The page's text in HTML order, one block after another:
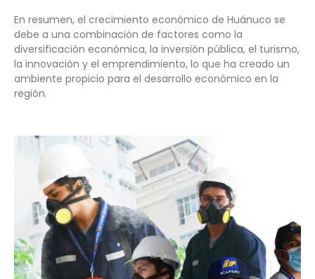
En resumen, el crecimiento económico de Huánuco se
debe a una combinación de factores como la
diversificación económica, la inversión pública, el turismo,
la innovación y el emprendimiento, lo que ha creado un
ambiente propicio para el desarrollo económico en la
región.